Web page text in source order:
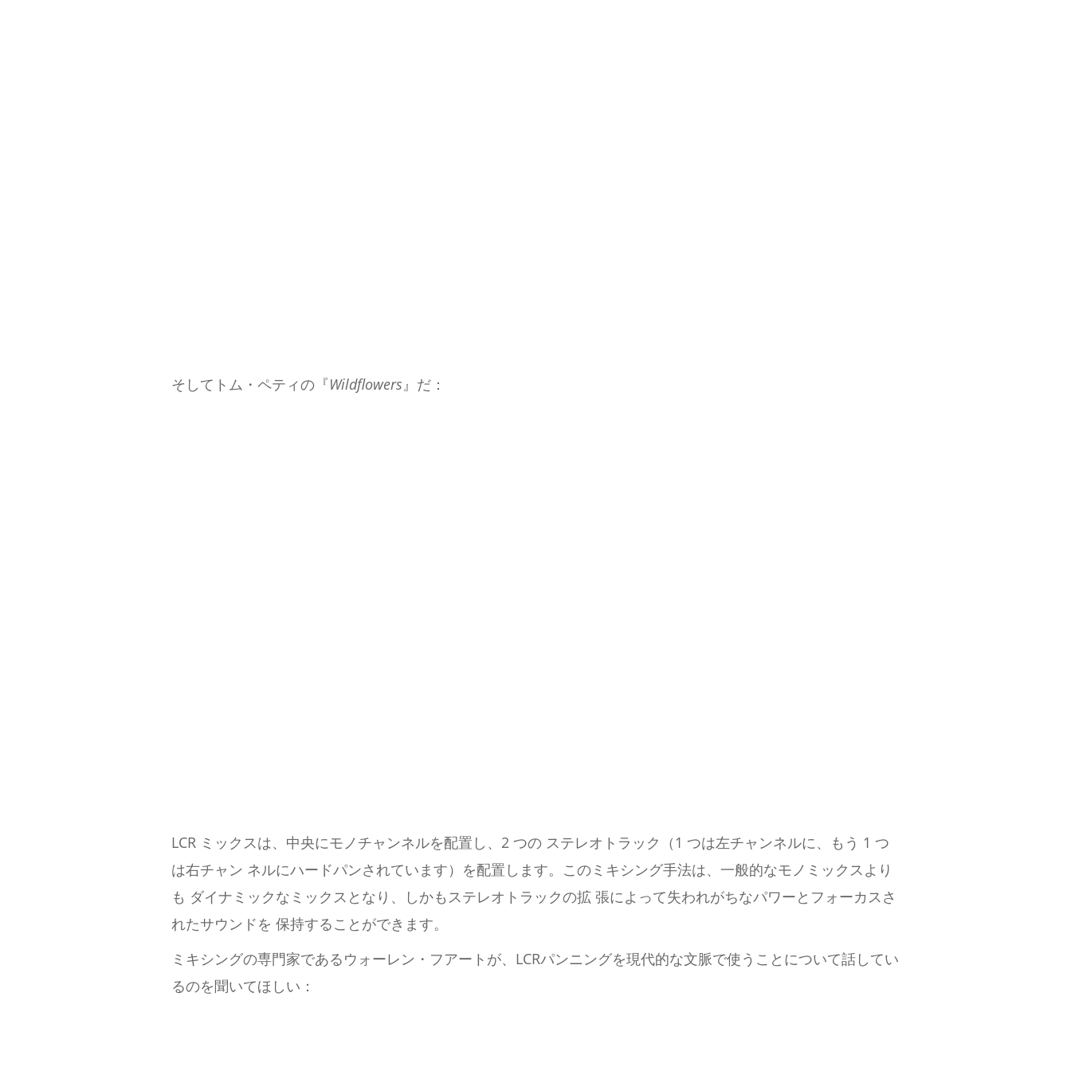
そしてトム・ペティの『Wildflowers 』だ：
LCR ミックスは、中央にモノチャンネルを配置し、2 つの ステレオトラック（1 つは左チャンネルに、もう 1 つ
は右チャン ネルにハードパンされています）を配置します。このミキシング手法は、一般的なモノミックスより
も ダイナミックなミックスとなり、しかもステレオトラックの拡 張によって失われがちなパワーとフォーカスさ
れたサウンドを 保持することができます。
ミキシングの専門家であるウォーレン・フアートが、LCRパンニングを現代的な文脈で使うことについて話してい
るのを聞いてほしい：